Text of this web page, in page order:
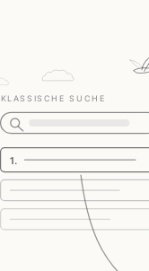
KLASSISCHE SUCHE
1.